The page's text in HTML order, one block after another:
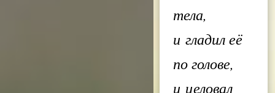
тела,
и гладил её
по голове,
и целовал